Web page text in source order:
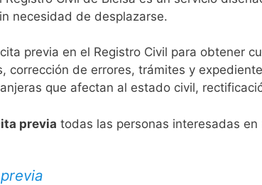
necesidad de desplazarse.​
previa en el Registro Civil para obtener
corrección de errores, trámites y
que afectan al estado civil,
previa todas las personas interesadas